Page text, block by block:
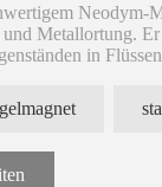
Neodym-
Metallortung.
in